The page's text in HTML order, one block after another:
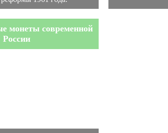
монеты современной
России